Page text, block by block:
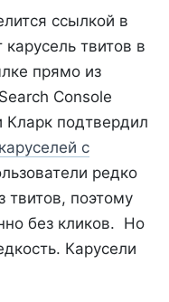
ссылкой в
карусель твитов в
прямо из
Console
Кларк подтвердил
с
редко
твитов, поэтому
без кликов. Но
Карусели